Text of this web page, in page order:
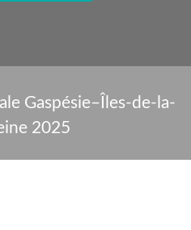
Gaspésie–Îles-de-la-
2025